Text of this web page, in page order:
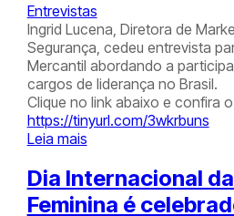
Entrevistas
Ingrid Lucena, Diretora de
Segurança, cedeu entrevista
Mercantil abordando a
cargos de liderança no Brasil.
Clique no link abaixo e confira
https://tinyurl.com/3wkrbuns
Leia mais
Dia Internacional
Feminina é